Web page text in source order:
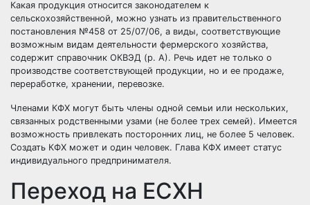
Какая продукция относится законодателем к
сельскохозяйственной, можно узнать из правительственного
постановления №458 от 25/07/06, а виды, соответствующие
возможным видам деятельности фермерского хозяйства,
содержит справочник ОКВЭД (р. А). Речь идет не только о
производстве соответствующей продукции, но и ее продаже,
переработке, хранении, перевозке.
Членами КФХ могут быть члены одной семьи или нескольких,
связанных родственными узами (не более трех семей). Имеется
возможность привлекать посторонних лиц, не более 5 человек.
Создать КФХ может и один человек. Глава КФХ имеет статус
индивидуального предпринимателя.
Переход на ЕСХН